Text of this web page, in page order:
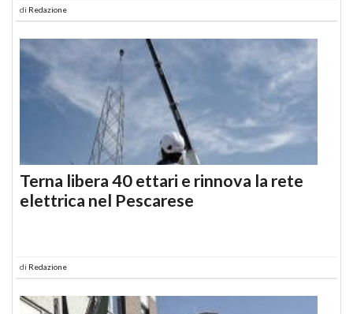
di Redazione
Terna libera 40 ettari e rinnova la rete
elettrica nel Pescarese
di Redazione